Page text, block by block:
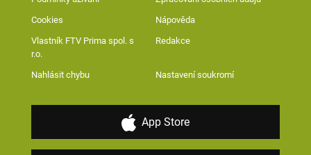
Cookies Nápověda
Vlastník FTV Prima spol. s
r.o.
Redakce
Nahlásit chybu Nastavení soukromí
App Store